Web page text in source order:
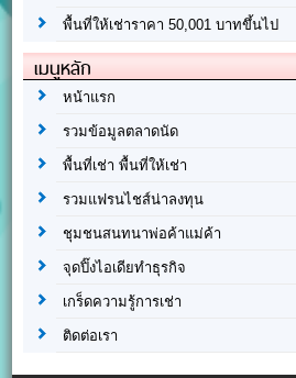
พื้นที่ให้เช่าราคา 50,001 บาทขึ้นไป
เมนูหลัก
หน้าแรก
รวมข้อมูลตลาดนัด
พื้นที่เช่า พื้นที่ให้เช่า
รวมแฟรนไชส์น่าลงทุน
ชุมชนสนทนาพ่อค้าแม่ค้า
จุดปิ๊งไอเดียทำธุรกิจ
เกร็ดความรู้การเช่า
ติดต่อเรา